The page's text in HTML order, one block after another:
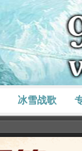
冰雪战歌